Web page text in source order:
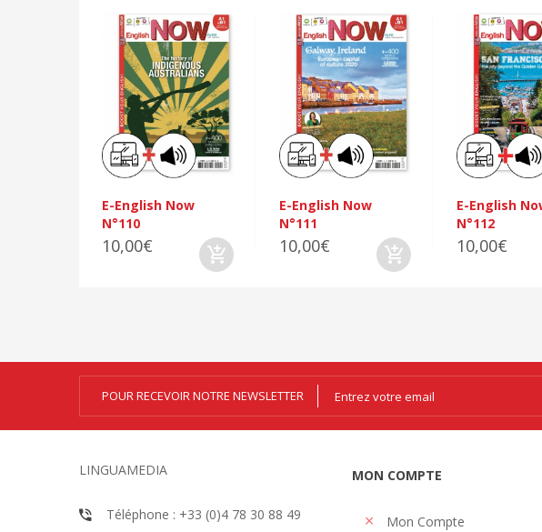
E-English Now
N°110
10,00€
E-English Now
N°111
10,00€
E-English
N°112
10,00€
POUR RECEVOIR NOTRE NEWSLETTER
LINGUAMEDIA
Téléphone : +33 (0)4 78 30 88 49
MON COMPTE
Mon Compte